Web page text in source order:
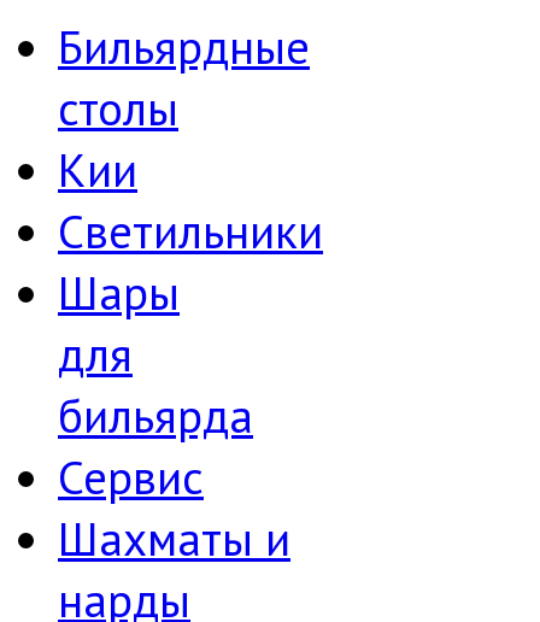
Бильярдные
столы
Кии
Светильники
Шары
для
бильярда
Сервис
Шахматы и
нарды